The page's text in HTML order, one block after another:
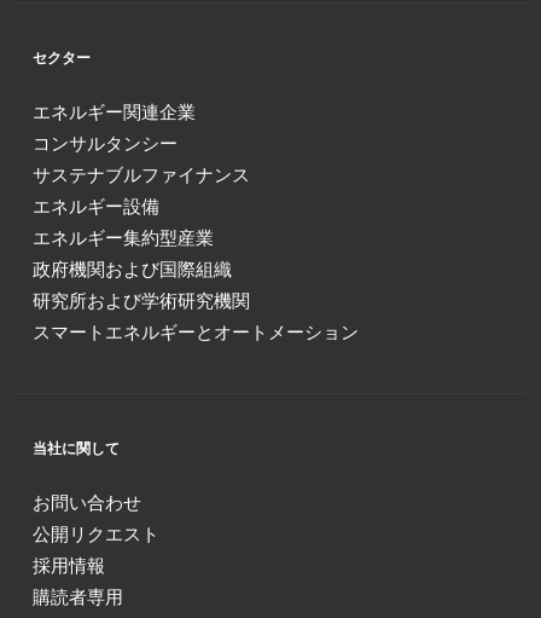
セクター
エネルギー関連企業
コンサルタンシー
サステナブルファイナンス
エネルギー設備
エネルギー集約型産業
政府機関および国際組織
研究所および学術研究機関
スマートエネルギーとオートメーション
当社に関して
お問い合わせ
公開リクエスト
採用情報
購読者専用